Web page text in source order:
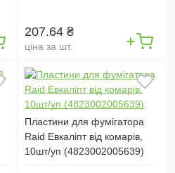
207.64 ₴
ціна за шт.
Пластини для фумігатора
Raid Евкаліпт від комарів,
10шт/уп (4823002005639)